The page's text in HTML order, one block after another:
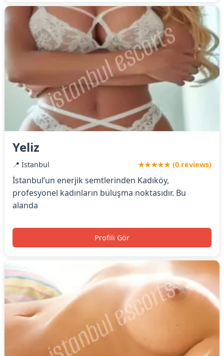
Yeliz
📍 İstanbul ★★★★★ (0 reviews)
İstanbul’un enerjik semtlerinden Kadıköy,
profesyonel kadınların buluşma noktasıdır. Bu
alanda
Profili Gör